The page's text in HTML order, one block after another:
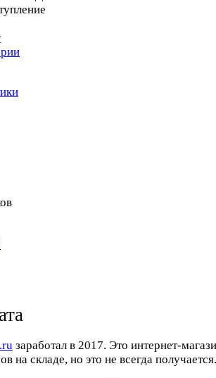
заработал в 2017. Это интернет-
на складе, но это не всегда